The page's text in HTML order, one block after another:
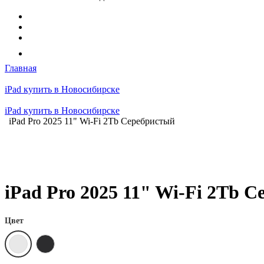
Главная
iPad купить в Новосибирске
iPad купить в Новосибирске
iPad Pro 2025 11" Wi-Fi 2Tb Серебристый
iPad Pro 2025 11" Wi-Fi 2Tb
Цвет